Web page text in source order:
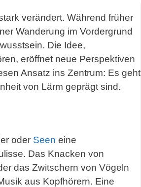
verändert. Während früher
Wanderung im Vordergrund
Die Idee,
eröffnet neue Perspektiven
Ansatz ins Zentrum: Es geht
von Lärm geprägt sind.
oder Seen eine
Das Knacken von
das Zwitschern von Vögeln
aus Kopfhörern. Eine